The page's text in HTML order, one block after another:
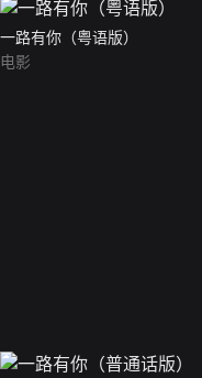
一路有你（粤语版）
电影